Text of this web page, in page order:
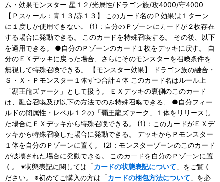
ム・効果モンスター 星１２/光属性/ドラゴン族/攻4000/守4000
【Ｐスケール：青１３/赤１３】 このカード名のＰ効果は１ターン
に１度しか使用できない。 (1)：自分のＰゾーンにカードが２枚存在
する場合に発動できる。 このカードを特殊召喚する。 その後、以下
を適用できる。 ●自分のＰゾーンのカード１枚をデッキに戻す。 自
分のＥＸデッキに戻った場合、さらにそのモンスターを召喚条件を
無視して特殊召喚できる。 【モンスター効果】 ドラゴン族の融合・
Ｓ・Ｘ・Ｐモンスター１体ずつ合計４体 このカード名はルール上
「覇王龍ズァーク」として扱う。 ＥＸデッキの裏側のこのカード
は、融合召喚及び以下の方法でのみ特殊召喚できる。 ●自分フィー
ルドの闇属性・レベル１２の「覇王龍ズァーク」１体をリリースし
た場合にＥＸデッキから特殊召喚できる。 (1)：このカードがＥＸデ
ッキから特殊召喚した場合に発動できる。 デッキからＰモンスター
１体を自分のＰゾーンに置く。 (2)：モンスターゾーンのこのカード
が破壊された場合に発動できる。 このカードを自分のＰゾーンに置
く。 ※状態表記に関しては「カードの状態表記について 」をご覧く
ださい。 ※初めてご購入の方は「カードの梱包方法について 」を必